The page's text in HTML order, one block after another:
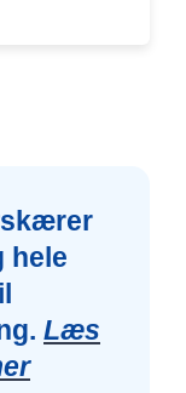
hele
Læs